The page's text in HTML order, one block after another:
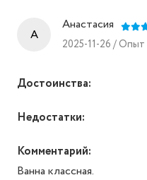
A
Анастасия
2025-11-26 /
Достоинства:
Недостатки:
Комментарий:
Ванна классная.